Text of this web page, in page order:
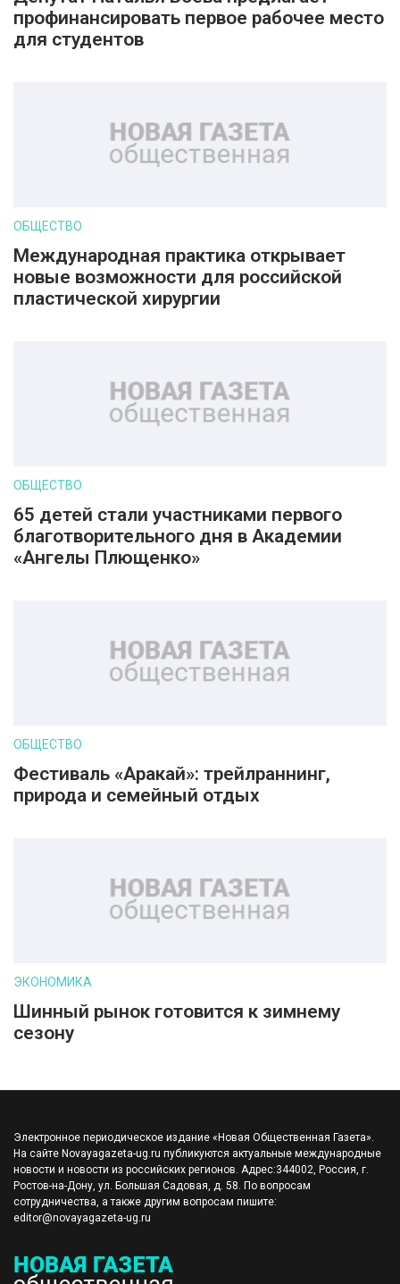
профинансировать первое рабочее место
для студентов
ОБЩЕСТВО
Международная практика открывает
новые возможности для российской
пластической хирургии
ОБЩЕСТВО
65 детей стали участниками первого
благотворительного дня в Академии
«Ангелы Плющенко»
ОБЩЕСТВО
Фестиваль «Аракай»: трейлраннинг,
природа и семейный отдых
ЭКОНОМИКА
Шинный рынок готовится к зимнему
сезону
Электронное периодическое издание «Новая Общественная Газета».
На сайте Novayagazeta-ug.ru публикуются актуальные международные
новости и новости из российских регионов. Адрес:344002, Россия, г.
Ростов-на-Дону, ул. Большая Садовая, д. 58. По вопросам
сотрудничества, а также другим вопросам пишите:
editor@novayagazeta-ug.ru